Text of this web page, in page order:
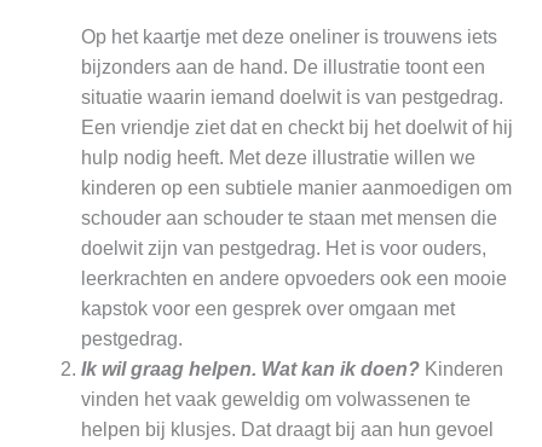
Op het kaartje met deze oneliner is trouwens iets
bijzonders aan de hand. De illustratie toont een
situatie waarin iemand doelwit is van pestgedrag.
Een vriendje ziet dat en checkt bij het doelwit of hij
hulp nodig heeft. Met deze illustratie willen we
kinderen op een subtiele manier aanmoedigen om
schouder aan schouder te staan met mensen die
doelwit zijn van pestgedrag. Het is voor ouders,
leerkrachten en andere opvoeders ook een mooie
kapstok voor een gesprek over omgaan met
pestgedrag.
Ik wil graag helpen. Wat kan ik doen?Kinderen
vinden het vaak geweldig om volwassenen te
helpen bij klusjes. Dat draagt bij aan hun gevoel